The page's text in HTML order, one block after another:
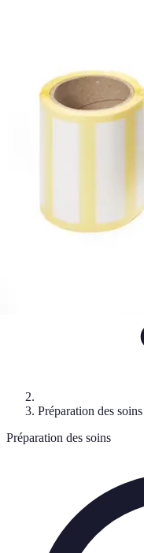
Infirmiers à Domicile
Préparation des soins
Préparation des soins